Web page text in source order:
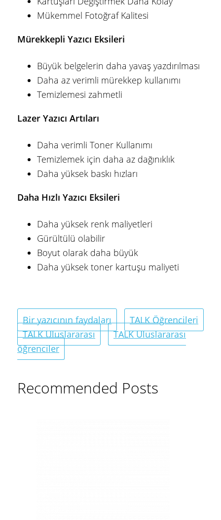
Mükemmel Fotoğraf Kalitesi
Mürekkepli Yazıcı Eksileri
Büyük belgelerin daha yavaş yazdırılması
Daha az verimli mürekkep kullanımı
Temizlemesi zahmetli
Lazer Yazıcı Artıları
Daha verimli Toner Kullanımı
Temizlemek için daha az dağınıklık
Daha yüksek baskı hızları
Daha Hızlı Yazıcı Eksileri
Daha yüksek renk maliyetleri
Gürültülü olabilir
Boyut olarak daha büyük
Daha yüksek toner kartuşu maliyeti
Bir yazıcının faydaları
TALK Öğrencileri
TALK Uluslararası
TALK Uluslararası
öğrenciler
Recommended Posts